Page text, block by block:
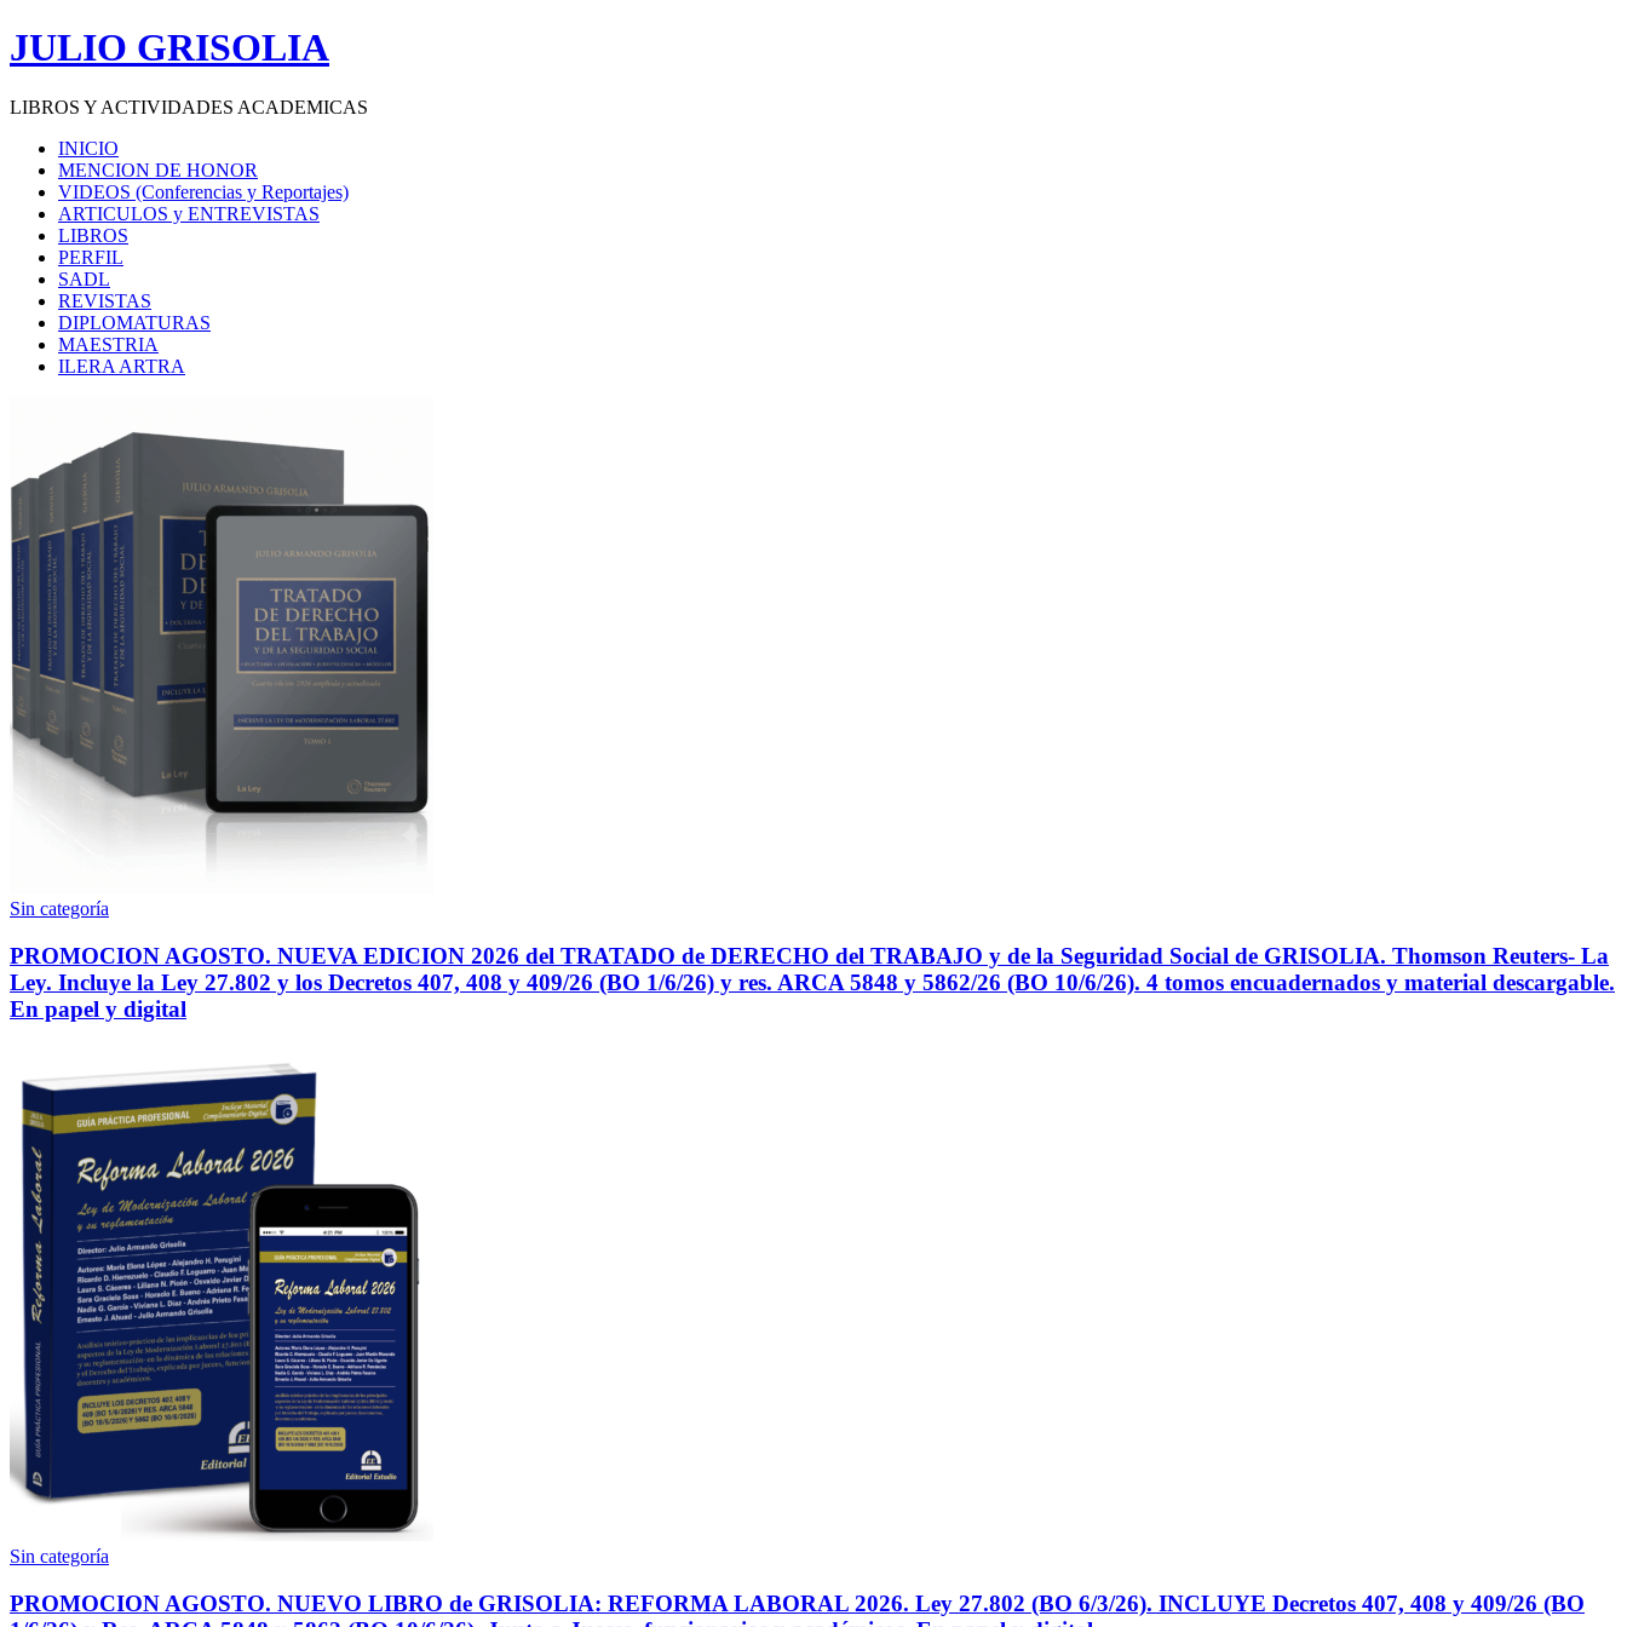
Saltar
al
JULIO GRISOLIA
LIBROS Y ACTIVIDADES ACADEMICAS
INICIO
MENCION DE HONOR
VIDEOS (Conferencias y Reportajes)
ARTICULOS y ENTREVISTAS
LIBROS
PERFIL
SADL
REVISTAS
DIPLOMATURAS
MAESTRIA
ILERA ARTRA
Sin categoría
PROMOCION AGOSTO. NUEVA EDICION 2026 del TRATADO de DERECHO del TRABAJO y de la Seguridad Social de GRISOLIA. Thomson Reuters- La
Ley. Incluye la Ley 27.802 y los Decretos 407, 408 y 409/26 (BO 1/6/26) y res. ARCA 5848 y 5862/26 (BO 10/6/26). 4 tomos encuadernados y material descargable.
En papel y digital
Sin categoría
PROMOCION AGOSTO. NUEVO LIBRO de GRISOLIA: REFORMA LABORAL 2026. Ley 27.802 (BO 6/3/26). INCLUYE Decretos 407, 408 y 409/26 (BO